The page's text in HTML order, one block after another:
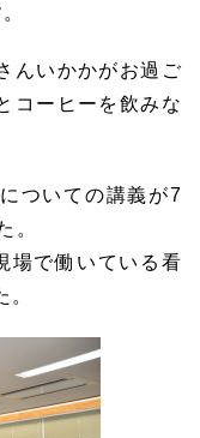
んいかかがお過ご
コーヒーを飲みな
ついての講義が7
。
場で働いている看